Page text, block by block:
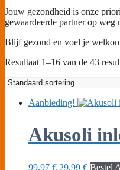
Jouw gezondheid is onze
gewaardeerde partner op weg
Blijf gezond en voel je
Resultaat 1–16 van de 43
Aanbieding!
Akusoli
99,97€ Oorspronkelijke
29,99 €Huidige
Bestel